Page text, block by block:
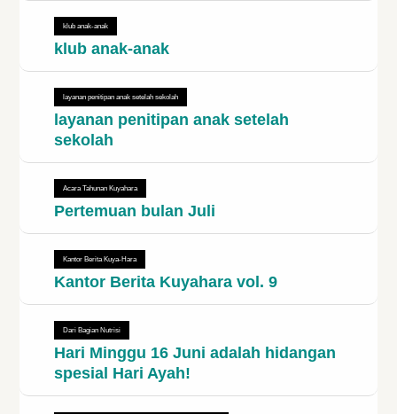
klub anak-anak
klub anak-anak
layanan penitipan anak setelah sekolah
layanan penitipan anak setelah
sekolah
Acara Tahunan Kuyahara
Pertemuan bulan Juli
Kantor Berita Kuya-Hara
Kantor Berita Kuyahara vol. 9
Dari Bagian Nutrisi
Hari Minggu 16 Juni adalah hidangan
spesial Hari Ayah!